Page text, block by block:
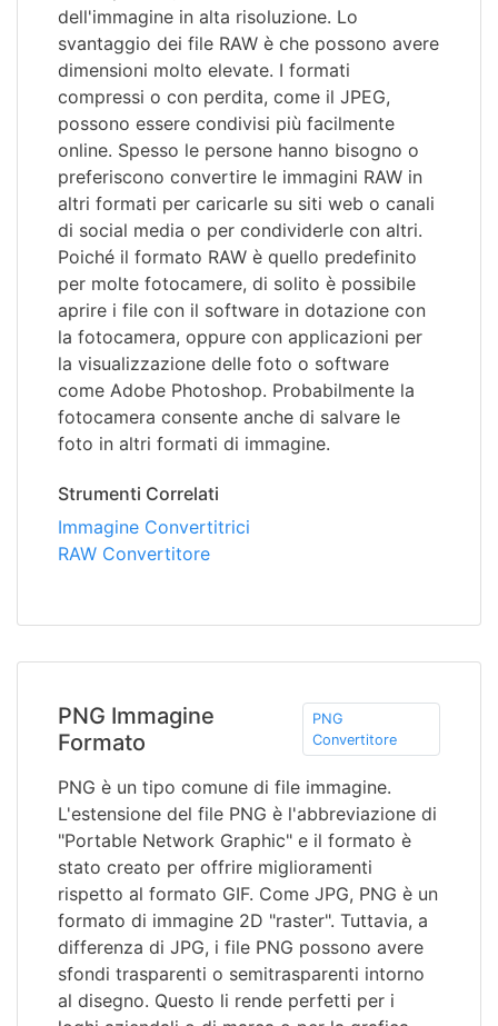
dell'immagine in alta risoluzione. Lo
svantaggio dei file RAW è che possono avere
dimensioni molto elevate. I formati
compressi o con perdita, come il JPEG,
possono essere condivisi più facilmente
online. Spesso le persone hanno bisogno o
preferiscono convertire le immagini RAW in
altri formati per caricarle su siti web o canali
di social media o per condividerle con altri.
Poiché il formato RAW è quello predefinito
per molte fotocamere, di solito è possibile
aprire i file con il software in dotazione con
la fotocamera, oppure con applicazioni per
la visualizzazione delle foto o software
come Adobe Photoshop. Probabilmente la
fotocamera consente anche di salvare le
foto in altri formati di immagine.
Strumenti Correlati
Immagine Convertitrici
RAW Convertitore
PNG Immagine
Formato
PNG
Convertitore
PNG è un tipo comune di file immagine.
L'estensione del file PNG è l'abbreviazione di
"Portable Network Graphic" e il formato è
stato creato per offrire miglioramenti
rispetto al formato GIF. Come JPG, PNG è un
formato di immagine 2D "raster". Tuttavia, a
differenza di JPG, i file PNG possono avere
sfondi trasparenti o semitrasparenti intorno
al disegno. Questo li rende perfetti per i